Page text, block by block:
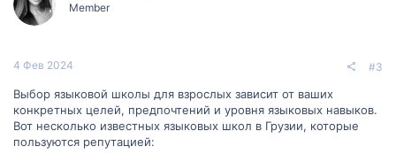
Member
4 Фев 2024 #3
Выбор языковой школы для взрослых зависит от ваших
конкретных целей, предпочтений и уровня языковых навыков.
Вот несколько известных языковых школ в Грузии, которые
пользуются репутацией: